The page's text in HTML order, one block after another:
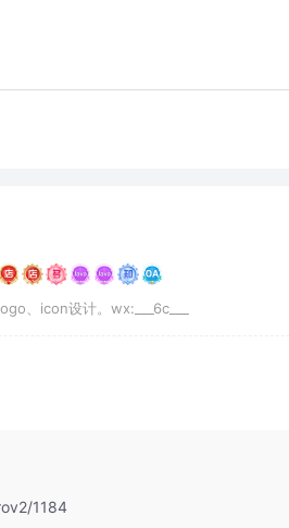
、icon设计。wx:___6c___
1184